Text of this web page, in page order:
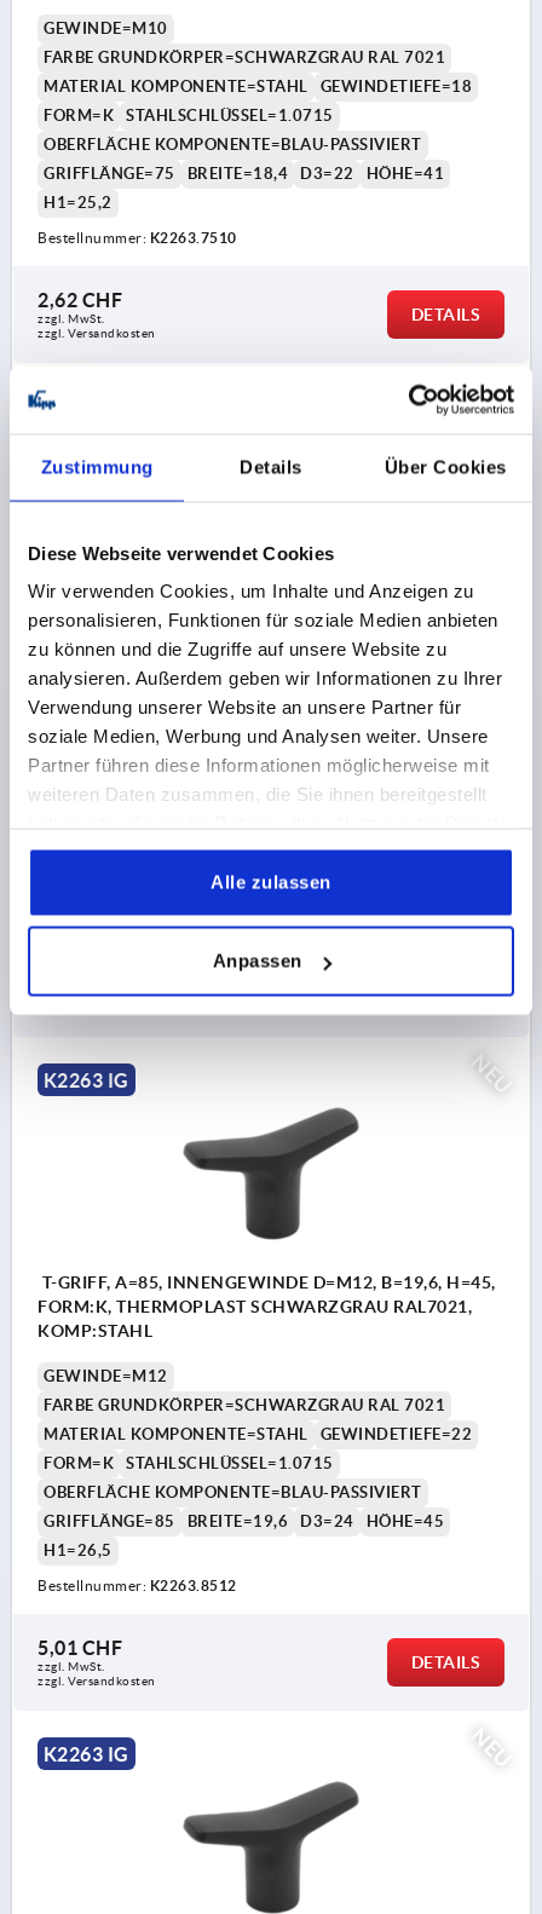
Zustimmung Details Über Cookies
Diese Webseite verwendet Cookies
Wir verwenden Cookies, um Inhalte und Anzeigen zu
personalisieren, Funktionen für soziale Medien anbieten
zu können und die Zugriffe auf unsere Website zu
analysieren. Außerdem geben wir Informationen zu Ihrer
Verwendung unserer Website an unsere Partner für
soziale Medien, Werbung und Analysen weiter. Unsere
Partner führen diese Informationen möglicherweise mit
weiteren Daten zusammen, die Sie ihnen bereitgestellt
gesammelt haben.
Alle zulassen
Anpassen
GEWINDE=M10
FARBE GRUNDKÖRPER=SCHWARZGRAU RAL 7021
MATERIAL KOMPONENTE=STAHL
GEWINDETIEFE=18
FORM=K
STAHLSCHLÜSSEL=1.0715
OBERFLÄCHE KOMPONENTE=BLAU-PASSIVIERT
GRIFFLÄNGE=75
BREITE=18,4 D3=22
HÖHE=41
H1=25,2
Bestellnummer: K2263.7510
2,62 CHF
zzgl. MwSt.
zzgl. Versandkosten
DETAILS
NEU
K2263 IG
FORM:K, THERMOPLAST SCHWARZGRAU RAL7021,
KOMP:STAHL
GEWINDE=M10
FARBE GRUNDKÖRPER=SCHWARZGRAU RAL 7021
MATERIAL KOMPONENTE=STAHL
GEWINDETIEFE=18
FORM=K
STAHLSCHLÜSSEL=1.0715
GRIFFLÄNGE=85
BREITE=19,6 D3=24
HÖHE=45
Bestellnummer:K2263.8510
zzgl. MwSt.
NEU
K2263 IG
T-GRIFF, A=85, INNENGEWINDE D=M12, B=19,6, H=45,
FORM:K, THERMOPLAST SCHWARZGRAU RAL7021,
KOMP:STAHL
GEWINDE=M12
FARBE GRUNDKÖRPER=SCHWARZGRAU RAL 7021
MATERIAL KOMPONENTE=STAHL
GEWINDETIEFE=22
FORM=K
STAHLSCHLÜSSEL=1.0715
OBERFLÄCHE KOMPONENTE=BLAU-PASSIVIERT
GRIFFLÄNGE=85
BREITE=19,6 D3=24
HÖHE=45
H1=26,5
Bestellnummer: K2263.8512
5,01 CHF
zzgl. MwSt.
zzgl. Versandkosten
DETAILS
NEU
K2263 IG